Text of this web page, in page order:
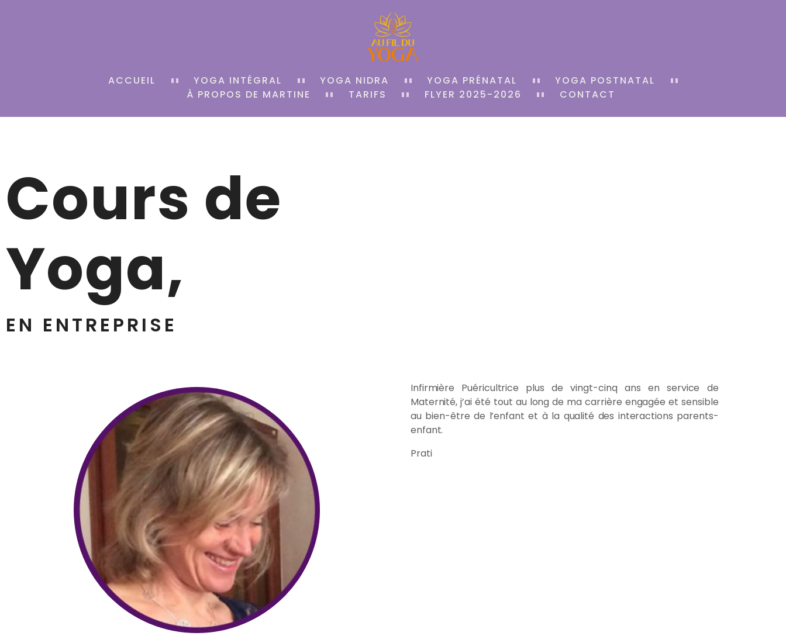
ACCUEIL YOGA INTÉGRAL YOGA NIDRA YOGA PRÉNATAL
YOGA POSTNATAL
À PROPOS DE MARTINE
TARIFS FLYER 2025-2026 CONTACT
Cours de
Yoga,
EN ENTREPRISE
Infirmière Puéricultrice plus de vingt-cinq ans en service de
Maternité, j’ai été tout au long de ma carrière engagée et sensible
au bien-être de l’enfant et à la qualité des interactions parents-
enfant.
Prati